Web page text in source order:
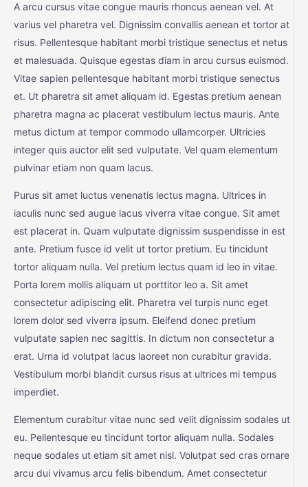
A arcu cursus vitae congue mauris rhoncus aenean vel. At
varius vel pharetra vel. Dignissim convallis aenean et tortor at
risus. Pellentesque habitant morbi tristique senectus et netus
et malesuada. Quisque egestas diam in arcu cursus euismod.
Vitae sapien pellentesque habitant morbi tristique senectus
et. Ut pharetra sit amet aliquam id. Egestas pretium aenean
pharetra magna ac placerat vestibulum lectus mauris. Ante
metus dictum at tempor commodo ullamcorper. Ultricies
integer quis auctor elit sed vulputate. Vel quam elementum
pulvinar etiam non quam lacus.
Purus sit amet luctus venenatis lectus magna. Ultrices in
iaculis nunc sed augue lacus viverra vitae congue. Sit amet
est placerat in. Quam vulputate dignissim suspendisse in est
ante. Pretium fusce id velit ut tortor pretium. Eu tincidunt
tortor aliquam nulla. Vel pretium lectus quam id leo in vitae.
Porta lorem mollis aliquam ut porttitor leo a. Sit amet
consectetur adipiscing elit. Pharetra vel turpis nunc eget
lorem dolor sed viverra ipsum. Eleifend donec pretium
vulputate sapien nec sagittis. In dictum non consectetur a
erat. Urna id volutpat lacus laoreet non curabitur gravida.
Vestibulum morbi blandit cursus risus at ultrices mi tempus
imperdiet.
Elementum curabitur vitae nunc sed velit dignissim sodales ut
eu. Pellentesque eu tincidunt tortor aliquam nulla. Sodales
neque sodales ut etiam sit amet nisl. Volutpat sed cras ornare
arcu dui vivamus arcu felis bibendum. Amet consectetur